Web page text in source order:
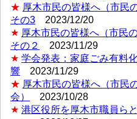
★ 厚木市民の皆様へ（市民
その3
2023/12/20
★ 厚木市民の皆様へ（市民
その２
2023/11/29
★ 学会発表：家庭ごみ有料
響
2023/11/29
★ 厚木市民の皆様へ（市民
会）
2023/10/28
★ 港区役所を厚木市職員ら